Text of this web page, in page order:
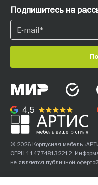
Подпишитесь на
© 2026 Корпусная мебель
ОГРН 1147748132212.
не является публичной